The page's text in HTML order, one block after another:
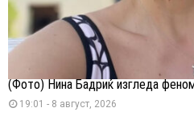
(Фото) Нина Бадриќ изгледа
19:01 - 8 август, 2026